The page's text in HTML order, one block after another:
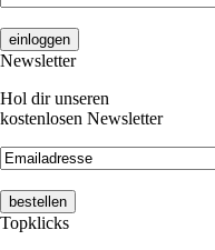
Newsletter
Hol dir unseren
kostenlosen Newsletter
Topklicks